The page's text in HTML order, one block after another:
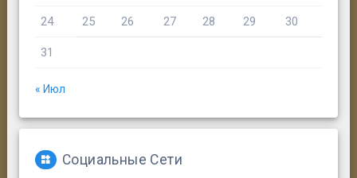
24 25 26 27 28 29 30
31
« Июл
Социальные Сети